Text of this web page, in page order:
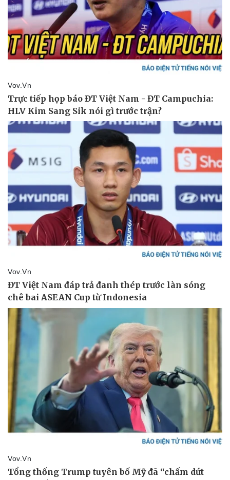
Thể thao
Bóng đá
Lịch thi đấu bóng đá
Thế giới thể thao
Ô tô - Xe máy
Ô tô
Xe máy
Tư vấn